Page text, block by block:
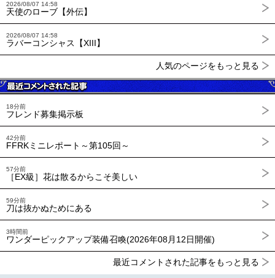
2026/08/07 14:58
天使のローブ【外伝】
2026/08/07 14:58
ラバーコンシャス【XIII】
人気のページをもっと見る
18分前
フレンド募集掲示板
42分前
FFRKミニレポート～第105回～
57分前
［EX級］花は散るからこそ美しい
59分前
刀は抜かぬためにある
3時間前
ワンダーピックアップ装備召喚(2026年08月12日開催)
最近コメントされた記事をもっと見る